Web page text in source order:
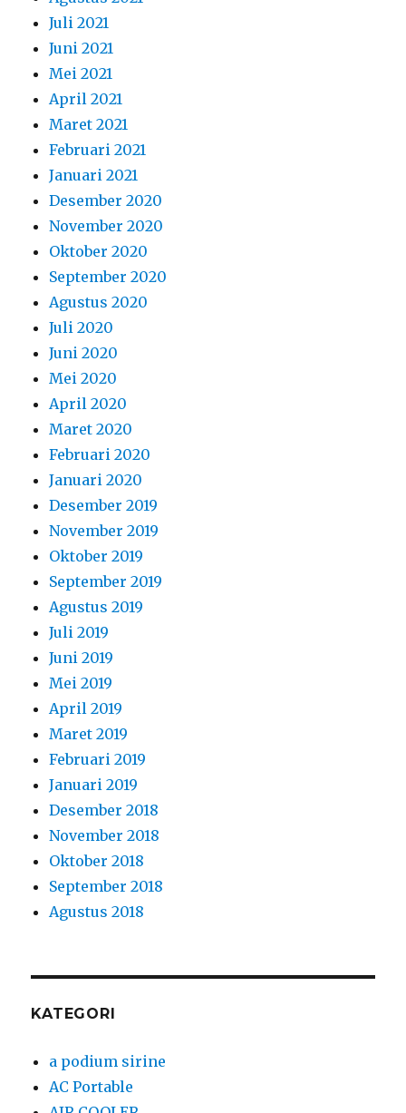
Desember 2020
November 2020
Oktober 2020
September 2020
Agustus 2020
Juli 2020
Juni 2020
Mei 2020
April 2020
Maret 2020
Februari 2020
Januari 2020
Desember 2019
November 2019
Oktober 2019
September 2019
Agustus 2019
Juli 2019
Juni 2019
Mei 2019
April 2019
Maret 2019
Februari 2019
Januari 2019
Desember 2018
November 2018
Oktober 2018
September 2018
Agustus 2018
KATEGORI
AC Portable
AIR COOLER
air cooler dan misty fan
alat cuci tangan
alat cuci tangan injak
Alat Dan Perlengkapan Protokol Kesehatan